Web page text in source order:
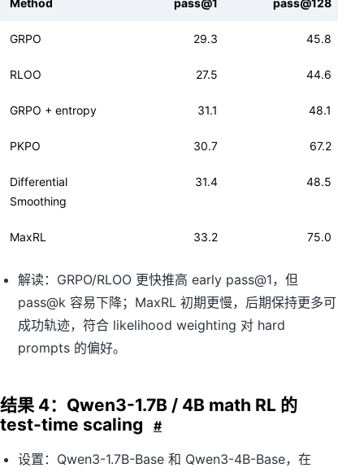
Method pass@1 pass@128
GRPO 29.3 45.8
RLOO 27.5 44.6
GRPO + entropy 31.1 48.1
PKPO 30.7 67.2
Differential
Smoothing
31.4 48.5
MaxRL 33.2 75.0
解读：GRPO/RLOO 更快推高 early pass@1，但
pass@k 容易下降；MaxRL 初期更慢，后期保持更多可
成功轨迹，符合 likelihood weighting 对 hard
prompts 的偏好。
结果 4：Qwen3-1.7B / 4B math RL 的
test-time scaling
#
设置：Qwen3-1.7B-Base 和 Qwen3-4B-Base，在